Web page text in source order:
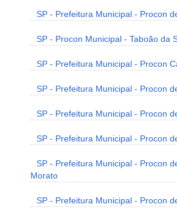
SP - Prefeitura Municipal - Procon
SP - Procon Municipal - Taboão da
SP - Prefeitura Municipal - Procon
SP - Prefeitura Municipal - Procon
SP - Prefeitura Municipal - Procon
SP - Prefeitura Municipal - Procon
SP - Prefeitura Municipal - Procon
Morato
SP - Prefeitura Municipal - Procon